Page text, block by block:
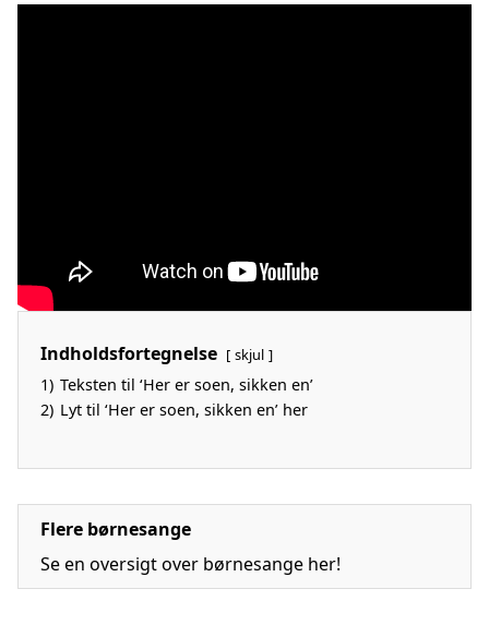
Indholdsfortegnelse skjul
1) Teksten til ‘Her er soen, sikken en’
2) Lyt til ‘Her er soen, sikken en’ her
Flere børnesange
Se en oversigt over børnesange her!